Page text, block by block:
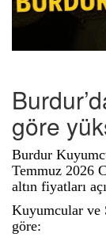
göre
Burdur
Temmuz 2026
altın fiyatları
Kuyumcular ve
göre: